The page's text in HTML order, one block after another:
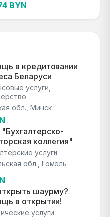
BYN
в кредитовании
Беларуси
услуги,
обл., Минск
коллегия"
услуги
обл., Гомель
шаурму?
в открытии!
услуги